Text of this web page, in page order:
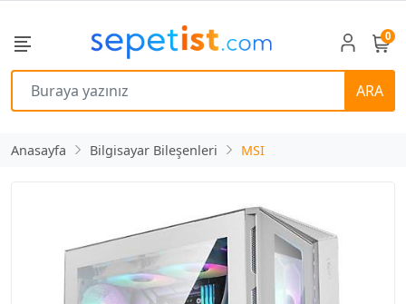
ARA
0
Anasayfa Bilgisayar Bileşenleri MSI